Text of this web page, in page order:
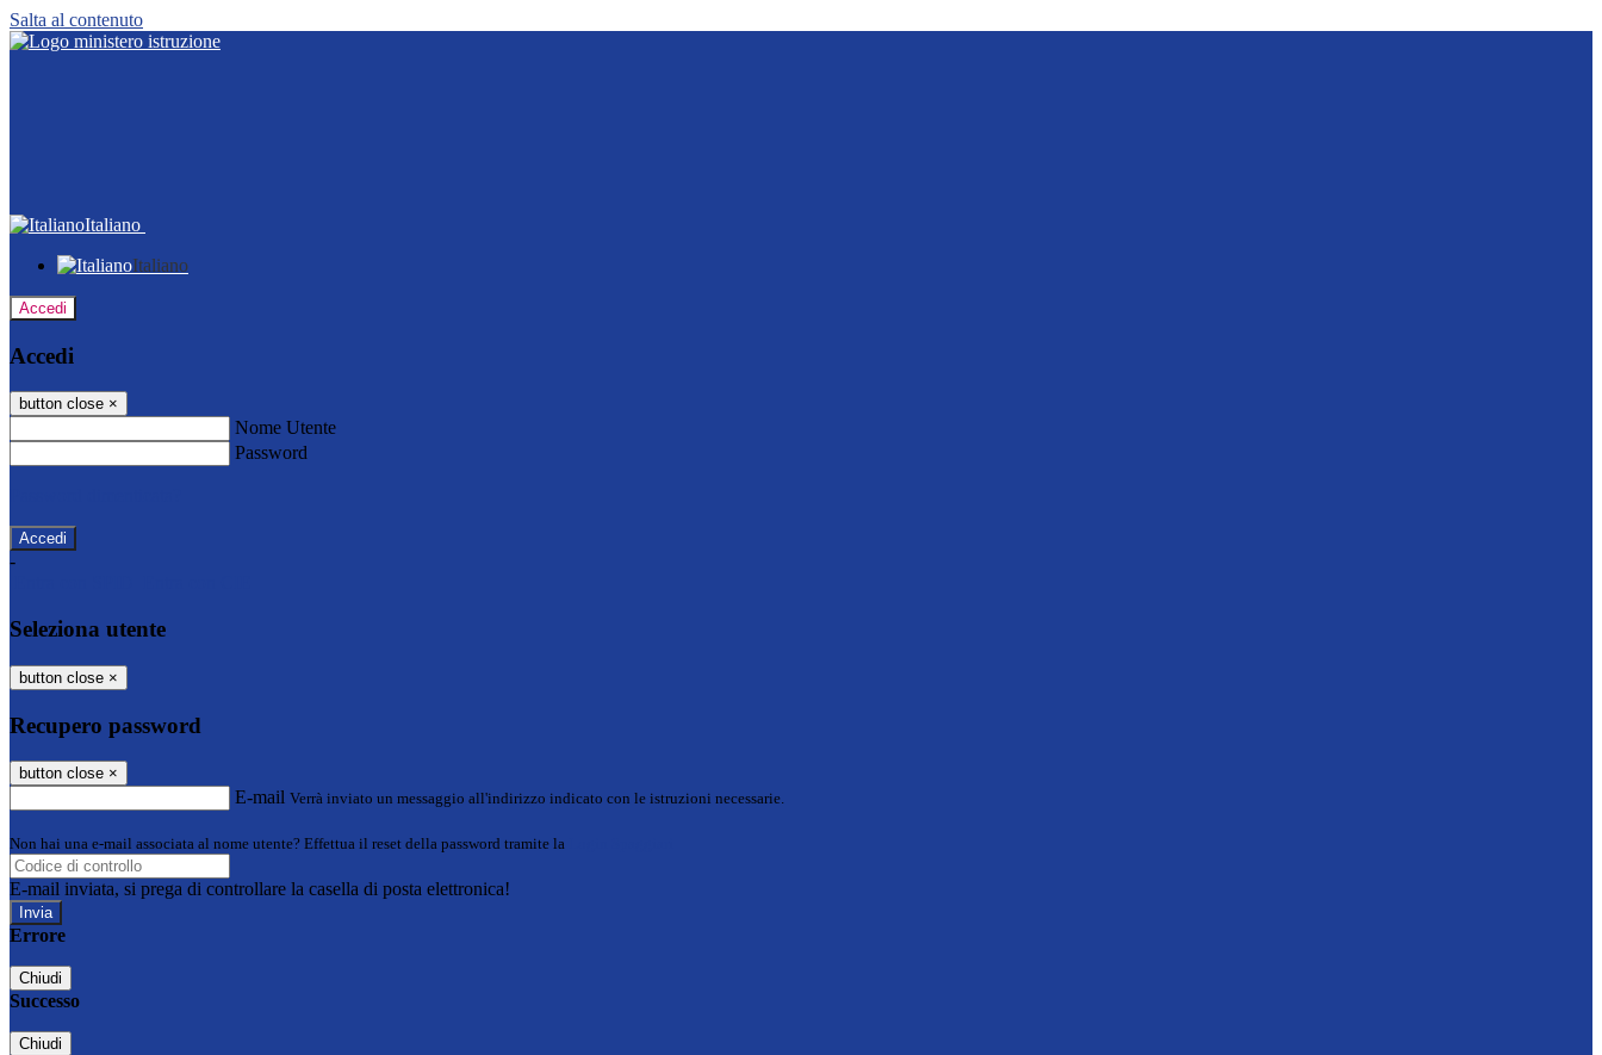
Salta al contenuto
Italiano
Italiano
Accedi
Accedi
button close ×
Nome Utente
Password
-
Seleziona utente
button close ×
Recupero password
button close ×
E-mail Verrà inviato un messaggio all'indirizzo indicato con le istruzioni necessarie.
Non hai una e-mail associata al nome utente? Effettua il reset della password tramite la
E-mail inviata, si prega di controllare la casella di posta elettronica!
Errore
Chiudi
Successo
Chiudi